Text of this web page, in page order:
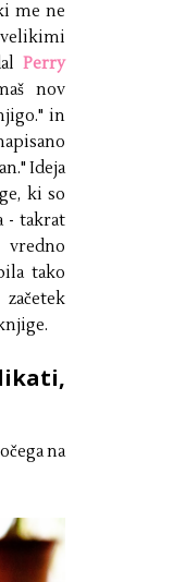
me ne
Perry
nov
in
Ideja
ki so
- takrat
tako
na